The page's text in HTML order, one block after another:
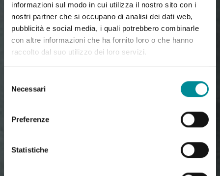
informazioni sul modo in cui utilizza il nostro sito con i
nostri partner che si occupano di analisi dei dati web,
pubblicità e social media, i quali potrebbero combinarle
con altre informazioni che ha fornito loro o che hanno
raccolto dal suo utilizzo dei loro servizi.
delNecessari
Preferenze
Statistiche